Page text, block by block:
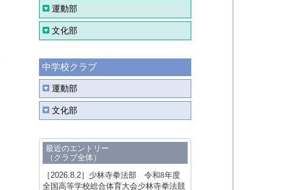
運動部
文化部
中学校クラブ
運動部
文化部
最近のエントリー
（クラブ全体）
［2026.8.2］ 少林寺拳法部 令和8年度
全国高等学校総合体育大会少林寺拳法競